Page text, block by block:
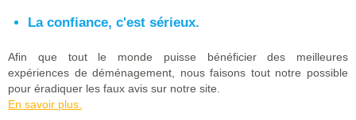
La confiance, c'est sérieux.
Afin que tout le monde puisse bénéficier des meilleures
expériences de déménagement, nous faisons tout notre possible
pour éradiquer les faux avis sur notre site.
En savoir plus.